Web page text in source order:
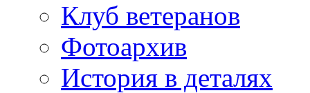
Клуб ветеранов
Фотоархив
История в деталях